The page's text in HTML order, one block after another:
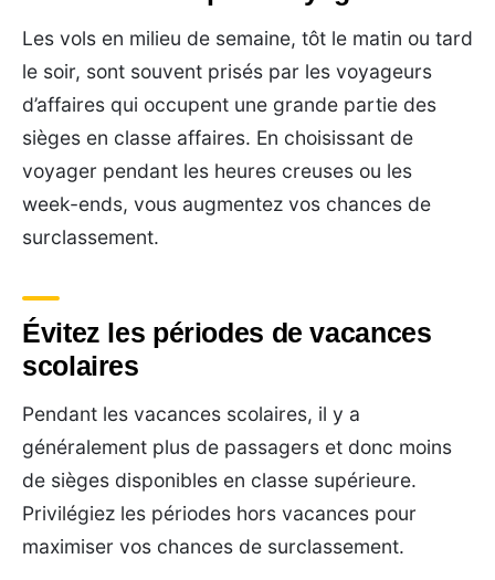
Les vols en milieu de semaine, tôt le matin ou tard
le soir, sont souvent prisés par les voyageurs
d’affaires qui occupent une grande partie des
sièges en classe affaires. En choisissant de
voyager pendant les heures creuses ou les
week-ends, vous augmentez vos chances de
surclassement.
Évitez les périodes de vacances
scolaires
Pendant les vacances scolaires, il y a
généralement plus de passagers et donc moins
de sièges disponibles en classe supérieure.
Privilégiez les périodes hors vacances pour
maximiser vos chances de surclassement.